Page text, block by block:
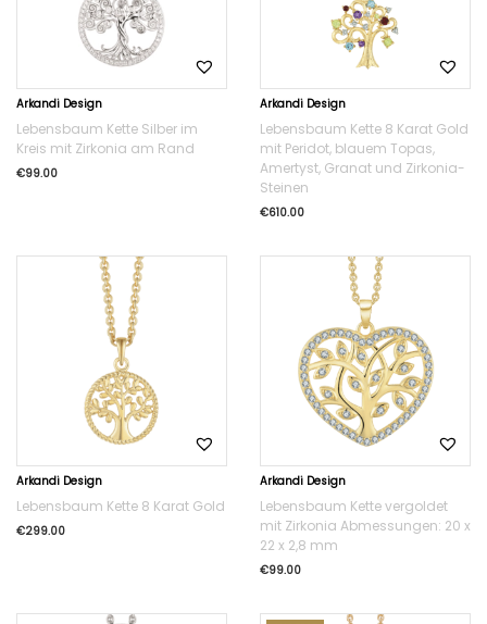
Arkandi Design
Lebensbaum Kette Silber im
Kreis mit Zirkonia am Rand
€99.00
Arkandi Design
Lebensbaum Kette 8 Karat Gold
mit Peridot, blauem Topas,
Amertyst, Granat und Zirkonia-
Steinen
€610.00
Arkandi Design
Lebensbaum Kette 8 Karat Gold
€299.00
Arkandi Design
Lebensbaum Kette vergoldet
mit Zirkonia Abmessungen: 20 x
22 x 2,8 mm
€99.00